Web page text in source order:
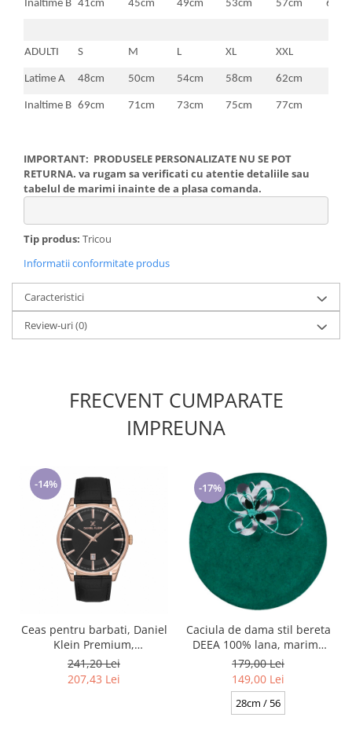
Inaltime B 41cm 45cm 49cm 53cm 57cm 61cm
ADULTI S M L XL XXL
Latime A 48cm 50cm 54cm 58cm 62cm
Inaltime B 69cm 71cm 73cm 75cm 77cm
IMPORTANT: PRODUSELE PERSONALIZATE NU SE POT
RETURNA. va rugam sa verificati cu atentie detaliile sau
tabelul de marimi inainte de a plasa comanda.
Tip produs: Tricou
Informatii conformitate produs
Caracteristici
Review-uri(0)
FRECVENT CUMPARATE
IMPREUNA
-14%
Ceas pentru barbati, Daniel
Klein Premium,
DK.1.13669.5
241,20 Lei
207,43 Lei
-17%
Caciula de dama stil bereta
DEEA 100% lana, marime
universala BA25.01. 630
verde made Polonia
179,00 Lei
149,00 Lei
28cm / 56